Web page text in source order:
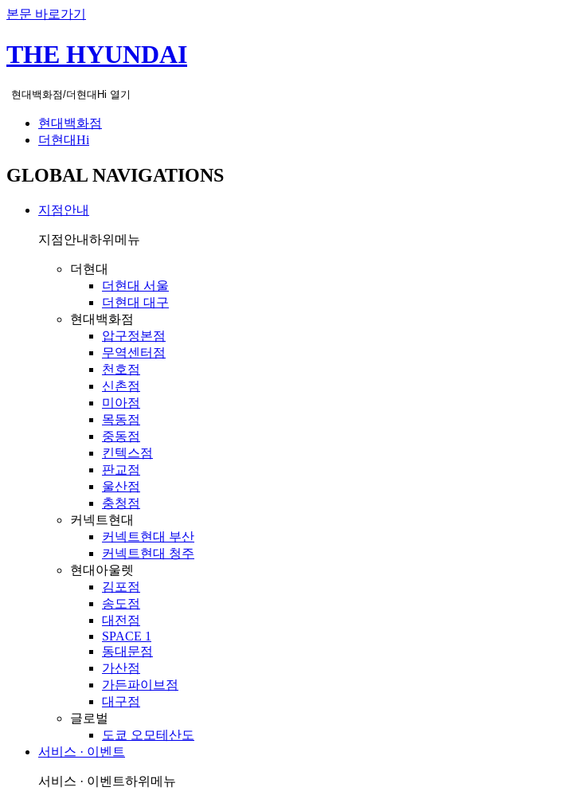
본문 바로가기
THE HYUNDAI
현대백화점/더현대Hi 열기
현대백화점
더현대Hi
GLOBAL NAVIGATIONS
지점안내
지점안내하위메뉴
더현대
더현대 서울
더현대 대구
현대백화점
압구정본점
무역센터점
천호점
신촌점
미아점
목동점
중동점
킨텍스점
판교점
울산점
충청점
커넥트현대
커넥트현대 부산
커넥트현대 청주
현대아울렛
김포점
송도점
대전점
SPACE 1
동대문점
가산점
가든파이브점
대구점
글로벌
도쿄 오모테산도
서비스 · 이벤트
서비스 · 이벤트하위메뉴